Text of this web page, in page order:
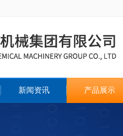
新闻资讯 产品展示